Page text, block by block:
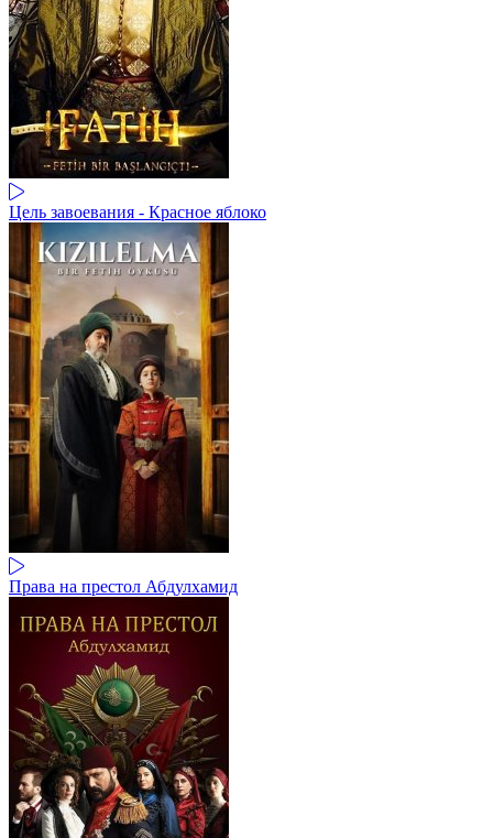
Цель завоевания - Красное яблоко
Права на престол Абдулхамид